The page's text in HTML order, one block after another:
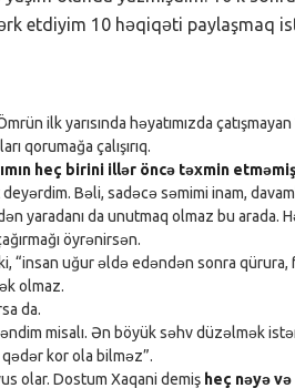
etdiyim 10 həqiqəti paylaşmaq
ilk yarısında həyatımızda
qorumağa çalışırıq.
heç birini illər öncə təxmin
Bəli, sadəcə səmimi inam,
yaradanı da unutmaq olmaz bu arada.
öyrənirsən.
“insan uğur əldə edəndən sonra
olmaz.
da.
misalı. Ən böyük səhv düzəlmək
kor ola bilməz”.
olar. Dostum Xaqani demiş heç nəyə